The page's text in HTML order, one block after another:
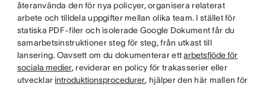
återanvända den för nya policyer, organisera relaterat
arbete och tilldela uppgifter mellan olika team. I stället för
statiska PDF-filer och isolerade Google Dokument får du
samarbetsinstruktioner steg för steg, från utkast till
lansering. Oavsett om du dokumenterar ettarbetsflöde för
sociala medier, reviderar en policy för trakasserier eller
utvecklar introduktionsprocedurer, hjälper den här mallen för